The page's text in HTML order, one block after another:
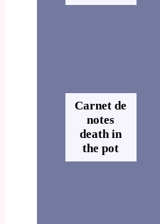
Carnet de
notes
death in
the pot